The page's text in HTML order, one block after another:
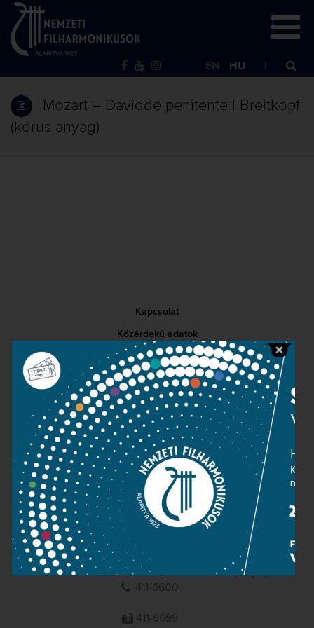
EN HU
Mozart – Davidde penitente | Breitkopf
(kórus anyag)
Kapcsolat
Közérdekű adatok
Sajtószoba
Adatvédelem
Impresszum
NEMZETI
FILHARMONIKUSOK
1095 Budapest, Komor Marcell u. 1. (Müpa)
411-6600
411-6699